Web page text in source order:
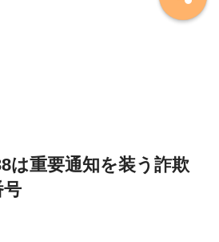
は重要通知を装う詐欺
号